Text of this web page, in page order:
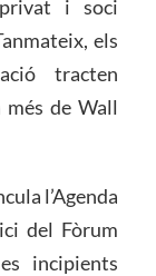
i soci
els
tracten
més de Wall
l’Agenda
del Fòrum
incipients